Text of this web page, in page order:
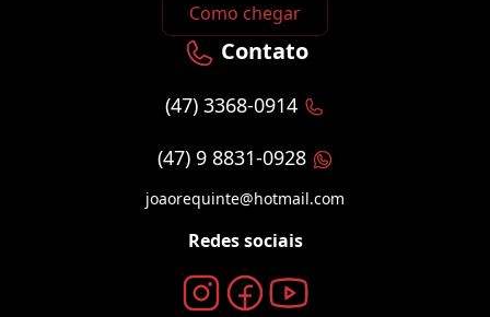
Como chegar
Contato
(47) 3368-0914
(47) 9 8831-0928
joaorequinte@hotmail.com
Redes sociais